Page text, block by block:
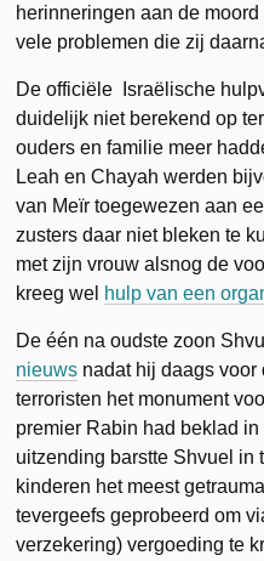
herinneringen aan de
vele problemen die zij
De officiële Israëlische
duidelijk niet berekend op
ouders en familie meer
Leah en Chayah werden
van Meïr toegewezen aan
zusters daar niet bleken te
met zijn vrouw alsnog de
kreeg wel hulp van een
De één na oudste zoon
nieuws nadat hij daags
terroristen het monument
premier Rabin had beklad
uitzending barstte Shvuel
kinderen het meest
tevergeefs geprobeerd om
verzekering) vergoeding te